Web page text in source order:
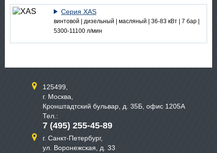
Серия XAS
винтовой | дизельный | масляный | 36-83 кВт | 7 бар |
5300-11100 л/мин
125499,
г. Москва,
Кронштадтский бульвар, д. 35Б, офис 1205А
Тел.:
7 (495) 255-45-89
г. Санкт-Петербург,
ул. Воронежская, д. 33